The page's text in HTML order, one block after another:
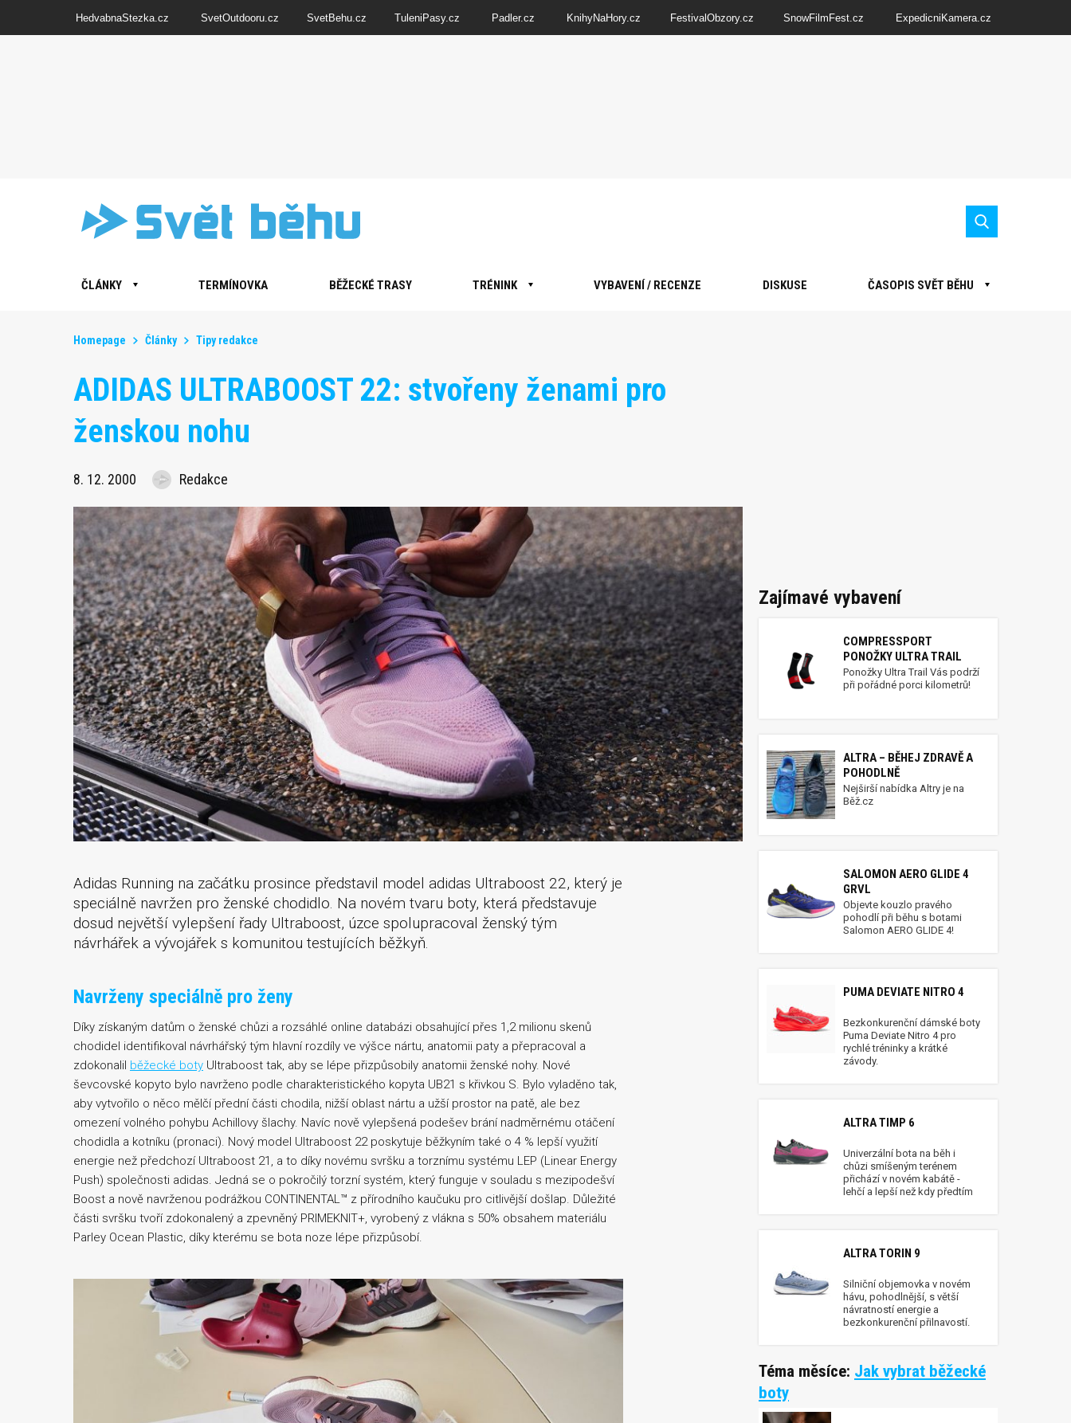
HedvabnaStezka.cz SvetOutdooru.cz SvetBehu.cz TuleniPasy.cz Padler.cz KnihyNaHory.cz FestivalObzory.cz SnowFilmFest.cz ExpedicniKamera.cz
ČLÁNKY TERMÍNOVKA BĚŽECKÉ TRASY TRÉNINK VYBAVENÍ / RECENZE DISKUSE ČASOPIS SVĚT BĚHU
Homepage Články Tipy redakce
ADIDAS ULTRABOOST 22: stvořeny ženami pro
ženskou nohu
8. 12. 2000 Redakce
Adidas Running na začátku prosince představil model adidas Ultraboost 22, který je
speciálně navržen pro ženské chodidlo. Na novém tvaru boty, která představuje
dosud největší vylepšení řady Ultraboost, úzce spolupracoval ženský tým
návrhářek a vývojářek s komunitou testujících běžkyň.
Navrženy speciálně pro ženy
Díky získaným datům o ženské chůzi a rozsáhlé online databázi obsahující přes 1,2 milionu skenů
chodidel identifikoval návrhářský tým hlavní rozdíly ve výšce nártu, anatomii paty a přepracoval a
zdokonalil běžecké boty Ultraboost tak, aby se lépe přizpůsobily anatomii ženské nohy. Nové
ševcovské kopyto bylo navrženo podle charakteristického kopyta UB21 s křivkou S. Bylo vyladěno tak,
aby vytvořilo o něco mělčí přední části chodila, nižší oblast nártu a užší prostor na patě, ale bez
omezení volného pohybu Achillovy šlachy. Navíc nově vylepšená podešev brání nadměrnému otáčení
chodidla a kotníku (pronaci). Nový model Ultraboost 22 poskytuje běžkyním také o 4 % lepší využití
energie než předchozí Ultraboost 21, a to díky novému svršku a torznímu systému LEP (Linear Energy
Push) společnosti adidas. Jedná se o pokročilý torzní systém, který funguje v souladu s mezipodešví
Boost a nově navrženou podrážkou CONTINENTAL™ z přírodního kaučuku pro citlivější došlap. Důležité
části svršku tvoří zdokonalený a zpevněný PRIMEKNIT+, vyrobený z vlákna s 50% obsahem materiálu
Parley Ocean Plastic, díky kterému se bota noze lépe přizpůsobí.
Zajímavé vybavení
COMPRESSPORT
PONOŽKY ULTRA TRAIL
Ponožky Ultra Trail Vás podrží
při pořádné porci kilometrů!
ALTRA – BĚHEJ ZDRAVĚ A
POHODLNĚ
Nejširší nabídka Altry je na
Běž.cz
SALOMON AERO GLIDE 4
GRVL
Objevte kouzlo pravého
pohodlí při běhu s botami
Salomon AERO GLIDE 4!
PUMA DEVIATE NITRO 4
Bezkonkurenční dámské boty
Puma Deviate Nitro 4 pro
rychlé tréninky a krátké
závody.
ALTRA TIMP 6
Univerzální bota na běh i
chůzi smíšeným terénem
přichází v novém kabátě -
lehčí a lepší než kdy předtím
ALTRA TORIN 9
Silniční objemovka v novém
hávu, pohodlnější, s větší
návratností energie a
bezkonkurenční přilnavostí.
Téma měsíce: Jak vybrat běžecké
boty